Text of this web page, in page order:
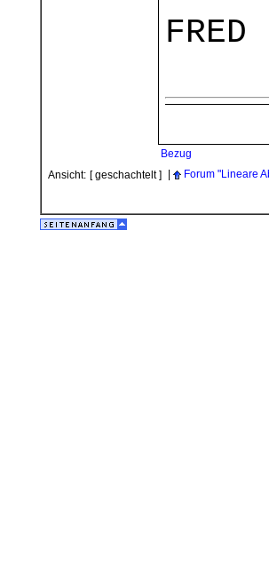
FRED
Bezug
Ansicht: [ geschachtelt ] Forum "Lineare